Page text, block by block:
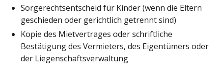
Sorgerechtsentscheid für Kinder (wenn die Eltern
geschieden oder gerichtlich getrennt sind)
Kopie des Mietvertrages oder schriftliche
Bestätigung des Vermieters, des Eigentümers oder
der Liegenschaftsverwaltung